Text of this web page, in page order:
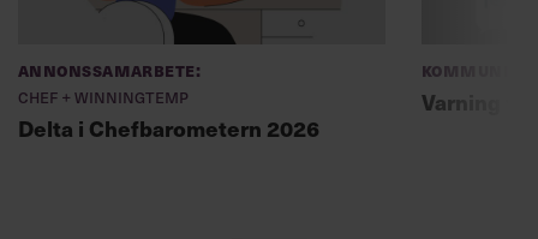
Annonssamarbete:
Chef + Winningtemp
Delta i Chefbarometern 2026
Varning